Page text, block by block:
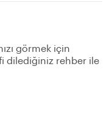
görmek için
dilediğiniz rehber ile